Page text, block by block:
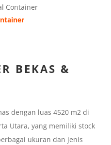
Container
BEKAS &
dengan luas 4520 m2 di
Utara, yang memiliki stock
ukuran dan jenis